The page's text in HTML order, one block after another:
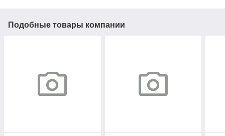
Подобные товары компании